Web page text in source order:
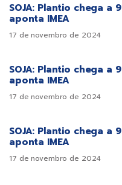
SOJA: Plantio chega a
aponta IMEA
17 de novembro de 2024
SOJA: Plantio chega a
aponta IMEA
17 de novembro de 2024
SOJA: Plantio chega a
aponta IMEA
17 de novembro de 2024